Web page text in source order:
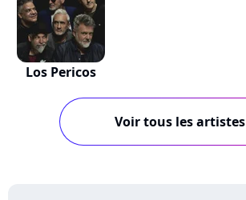
Los Pericos
Voir tous les artistes